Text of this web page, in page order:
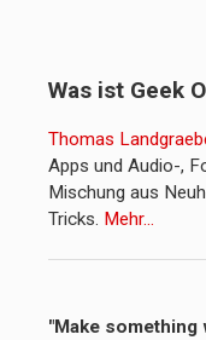
Was ist Geek
Thomas
Apps und Audio-,
Mischung aus
Tricks. Mehr…
"Make something